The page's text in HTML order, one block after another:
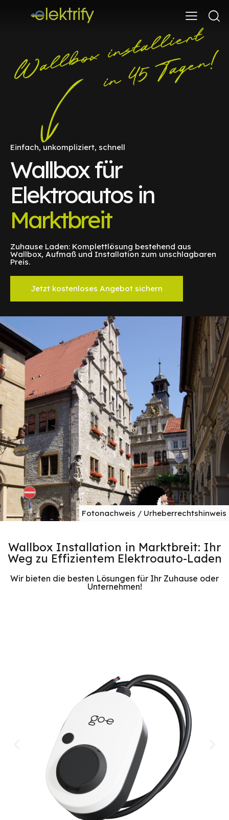
Einfach, unkompliziert, schnell
Wallbox für
Elektroautos in
Marktbreit
Zuhause Laden: Komplettlösung bestehend aus
Wallbox, Aufmaß und Installation zum unschlagbaren
Preis.
Jetzt kostenloses Angebot sichern
Fotonachweis / Urheberrechtshinweis
Wallbox Installation in Marktbreit: Ihr
Weg zu Effizientem Elektroauto-Laden
Wir bieten die besten Lösungen für Ihr Zuhause oder
Unternehmen!